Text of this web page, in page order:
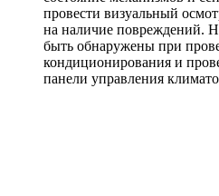
провести визуальный
на наличие повреждений.
быть обнаружены при
кондиционирования и
панели управления